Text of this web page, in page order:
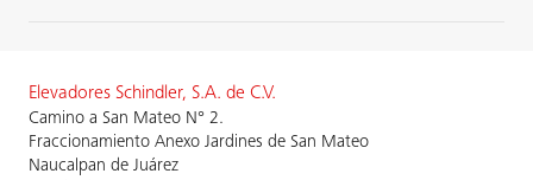
Elevadores Schindler, S.A. de C.V.
Camino a San Mateo N° 2.
Fraccionamiento Anexo Jardines de San Mateo
Naucalpan de Juárez